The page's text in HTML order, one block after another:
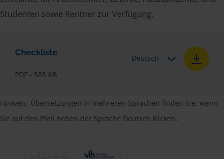
Studenten sowie Rentner zur Verfügung.
Checkliste
PDF - 585 KB
Deutsch
Hinweis: Übersetzungen in mehreren Sprachen finden Sie, wenn
Sie auf den Pfeil neben der Sprache Deutsch klicken.